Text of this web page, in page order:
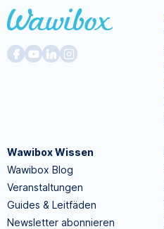
Wawibox Wissen
Wawibox Blog
Veranstaltungen
Guides & Leitfäden
Newsletter abonnieren